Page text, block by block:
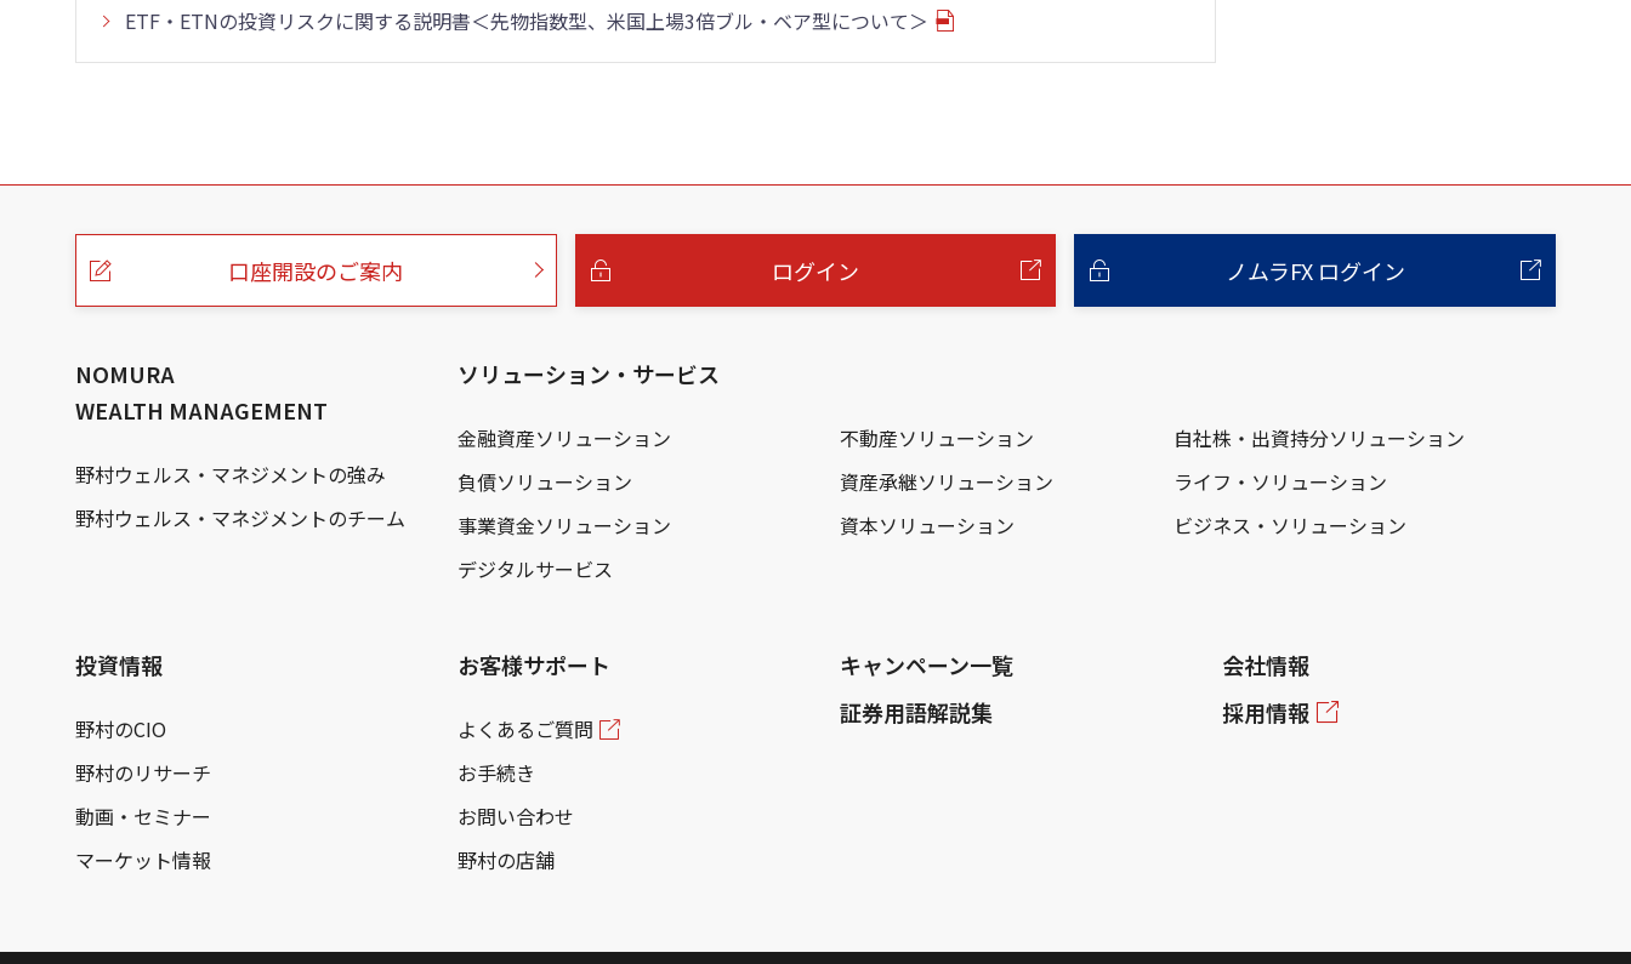
ETF・ETNの投資リスクに関する説明書＜先物指数型、米国上場3倍ブル・ベア型について＞
こ
口座開設のご案内 ログイン ノムラFX ログイン
NOMURA
WEALTH MANAGEMENT
野村ウェルス・マネジメントの強み
野村ウェルス・マネジメントのチーム
ソリューション・サービス
金融資産ソリューション 不動産ソリューション
自社株・出資持分ソリューション
負債ソリューション
資産承継ソリューション
ライフ・ソリューション
事業資金ソリューション
資本ソリューション
ビジネス・ソリューション
デジタルサービス
投資情報
野村のCIO
野村のリサーチ
動画・セミナー
マーケット情報
お客様サポート
よくあるご質問
お手続き
お問い合わせ
野村の店舗
キャンペーン一覧
証券用語解説集
会社情報
採用情報